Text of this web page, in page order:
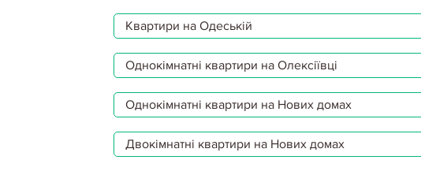
Квартири на Одеській
Однокімнатні квартири на Олексіївці
Однокімнатні квартири на Нових домах
Двокімнатні квартири на Нових домах